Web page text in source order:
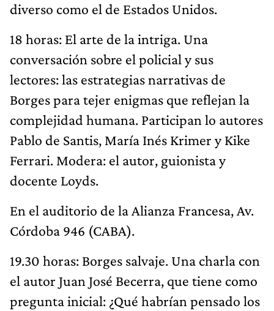
diverso como el de Estados Unidos.
18 horas: El arte de la intriga. Una
conversación sobre el policial y sus
lectores: las estrategias narrativas de
Borges para tejer enigmas que reflejan la
complejidad humana. Participan lo autores
Pablo de Santis, María Inés Krimer y Kike
Ferrari. Modera: el autor, guionista y
docente Loyds.
En el auditorio de la Alianza Francesa, Av.
Córdoba 946 (CABA).
19.30 horas: Borges salvaje. Una charla con
el autor Juan José Becerra, que tiene como
pregunta inicial: ¿Qué habrían pensado los